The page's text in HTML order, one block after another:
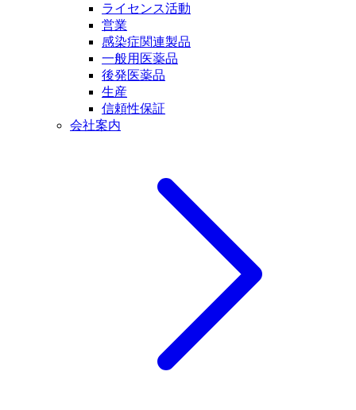
ライセンス活動
営業
感染症関連製品
一般用医薬品
後発医薬品
生産
信頼性保証
会社案内